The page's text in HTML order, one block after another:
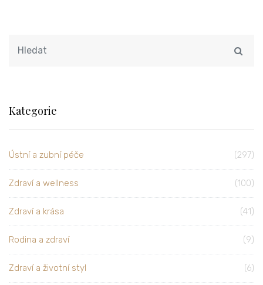
Kategorie
Ústní a zubní péče (297)
Zdraví a wellness (100)
Zdraví a krása (41)
Rodina a zdraví (9)
Zdraví a životní styl (6)